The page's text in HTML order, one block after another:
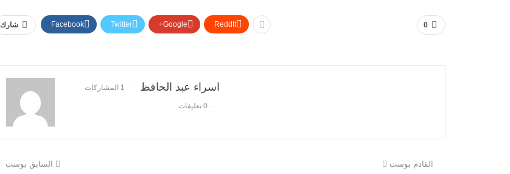
0 شارك Facebook Twitter Google+ ReddIt
اسراء عبد الحافظ 1 المشاركات
0 تعليقات
السابق بوست القادم بوست